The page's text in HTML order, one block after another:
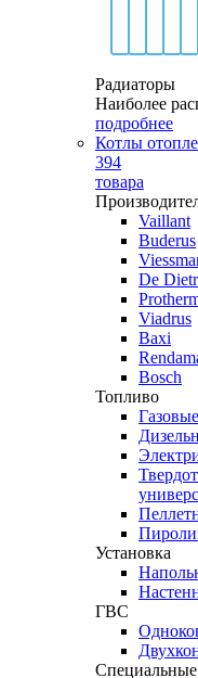
Радиаторы
Наиболее
подробнее
Котлы
394
товара
Vaillant
Buderus
De
Viadrus
Baxi
Bosch
Топливо
Газовые
Установка
ГВС